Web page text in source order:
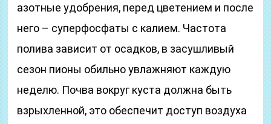
азотные удобрения, перед цветением и после
него – суперфосфаты с калием. Частота
полива зависит от осадков, в засушливый
сезон пионы обильно увлажняют каждую
неделю. Почва вокруг куста должна быть
взрыхленной, это обеспечит доступ воздуха